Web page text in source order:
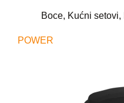
Boce, Kućni setovi,
POWER